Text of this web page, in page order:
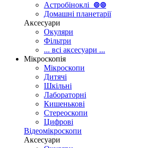
Астробіноклі ⊚⊚
Домашні планетарії
Аксесуари
Окуляри
Фільтри
... всі аксесуари ...
Мікроскопія
Мікроскопи
Дитячі
Шкільні
Лабораторні
Кишенькові
Стереоскопи
Цифрові
Відеомікроскопи
Аксесуари